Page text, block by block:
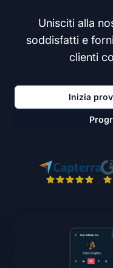
Unisciti alla
soddisfatti e
clienti
Inizia